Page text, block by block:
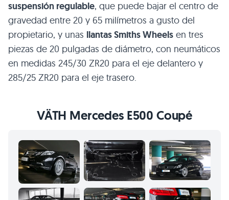
suspensión regulable, que puede bajar el centro de
gravedad entre 20 y 65 milímetros a gusto del
propietario, y unas llantas Smiths Wheels en tres
piezas de 20 pulgadas de diámetro, con neumáticos
en medidas 245/30 ZR20 para el eje delantero y
285/25 ZR20 para el eje trasero.
VÄTH Mercedes E500 Coupé